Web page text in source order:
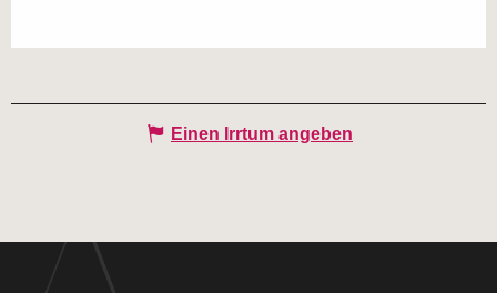
Einen Irrtum angeben